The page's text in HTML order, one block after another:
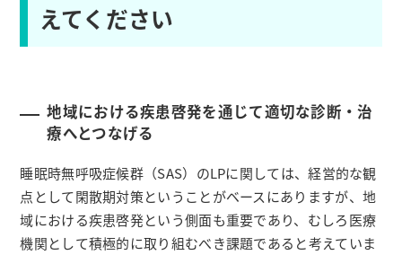
えてください
地域における疾患啓発を通じて適切な診断・治
療へとつなげる
睡眠時無呼吸症候群（SAS）のLPに関しては、経営的な観
点として閑散期対策ということがベースにありますが、地
域における疾患啓発という側面も重要であり、むしろ医療
機関として積極的に取り組むべき課題であると考えていま